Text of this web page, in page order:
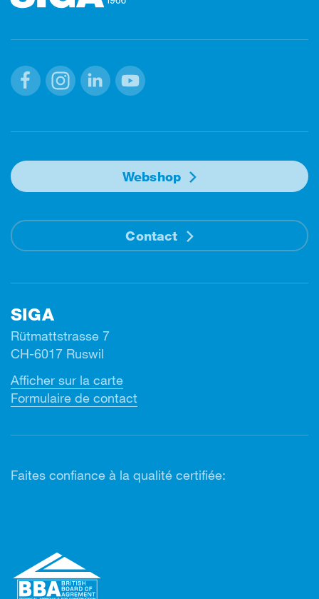
Webshop
Contact
SIGA
Rütmattstrasse 7
CH-6017 Ruswil
Afficher sur la carte
Formulaire de contact
Faites confiance à la qualité certifiée: